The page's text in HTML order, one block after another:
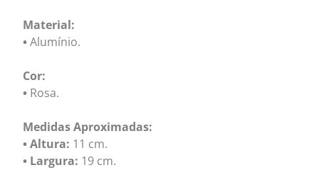
Material:
•Alumínio.
Cor:
• Rosa.
Medidas Aproximadas:
• Altura: 11 cm.
• Largura: 19 cm.